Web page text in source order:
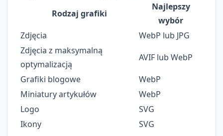
Rodzaj grafiki
Najlepszy
wybór
Zdjęcia
WebP lub JPG
Zdjęcia z maksymalną
optymalizacją
AVIF lub WebP
Grafiki blogowe
WebP
Miniatury artykułów
WebP
Logo
SVG
Ikony
SVG